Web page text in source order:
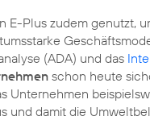
Plus zudem genutzt,
(ADA) und das
schon heute
Unternehmen
damit die